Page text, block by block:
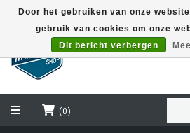
(0)
Door het gebruiken van onze
gebruik van cookies om onze
Dit bericht verbergen